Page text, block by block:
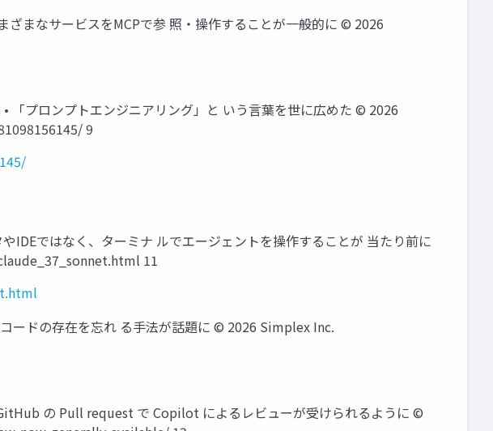
まなサービスをMCPで参 照・操作することが一般的に ©️ 2026
プロンプトエンジニアリング」と いう言葉を世に広めた ©️ 2026
9
ではなく、ターミナ ルでエージェントを操作することが 当たり前に
11
ドの存在を忘れ る手法が話題に ©️ 2026 Simplex Inc.
の Pull request で Copilot によるレビューが受けられるように ©️